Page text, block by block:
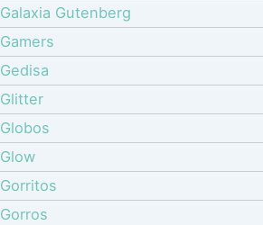
Galaxia Gutenberg
Gamers
Gedisa
Glitter
Globos
Glow
Gorritos
Gorros